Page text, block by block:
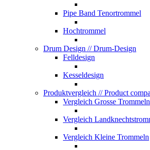
Pipe Band Tenortrommel
Hochtrommel
Drum Design // Drum-Design
Felldesign
Kesseldesign
Produktvergleich // Product
Vergleich Grosse Trommeln
Vergleich
Vergleich Kleine Trommeln